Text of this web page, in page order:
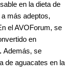
en la dieta de
más adeptos,
el AVOForum, se
en
Además, se
de aguacates en la